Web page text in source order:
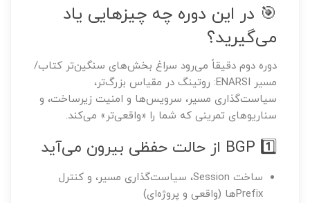
🎯 در این دوره چه چیزهایی یاد
می‌گیرید؟
دوره دوم دقیقاً می‌رود سراغ بخش‌های سنگین‌تر کتاب/
مسیر ENARSI: روتینگ در مقیاس بزرگ‌تر،
سیاست‌گذاری مسیر، سرویس‌ها و امنیت زیرساخت، و
سناریوهای تمرینی که شما را «واقعی‌تر» می‌کند.
1️⃣ BGP از حالت حفظی بیرون می‌آید
ساخت Session، سیاست‌گذاری مسیر، و کنترل
Prefixها (واقعی و پروژه‌ای)